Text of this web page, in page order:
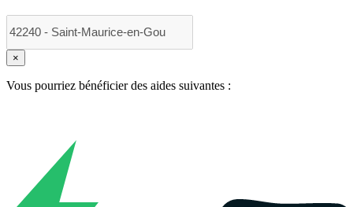
×
Vous pourriez bénéficier des aides suivantes :